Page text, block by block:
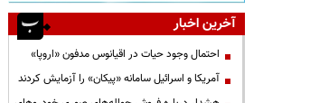
آخرین اخبار
احتمال وجود حیات در اقیانوس مدفون «اروپا»
آمریکا و اسرائیل سامانه «پیکان» را آزمایش کردند